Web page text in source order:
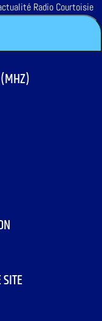
Radio Courtoisie
(MHZ)